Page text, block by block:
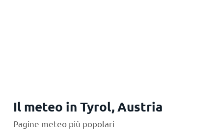
Il meteo in Tyrol, Austria
Pagine meteo più popolari